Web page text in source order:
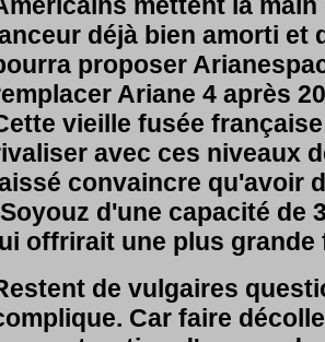
déjà bien amorti et
proposer
Ariane 4 après
vieille fusée
avec ces niveaux
convaincre qu'avoir
d'une capacité de
offrirait une plus
de vulgaires
Car faire